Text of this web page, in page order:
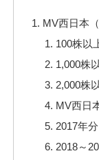
MV西日本
100株以
1,000株
2,000株
MV西日
2017年
2018～